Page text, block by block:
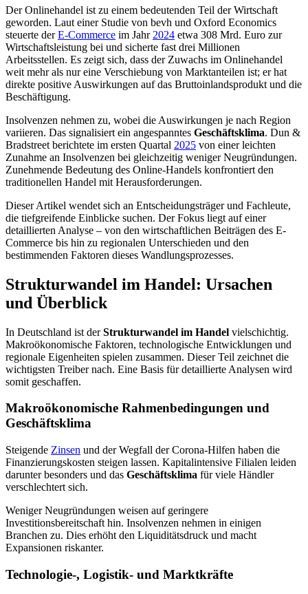
Der Onlinehandel ist zu einem bedeutenden Teil der Wirtschaft
geworden. Laut einer Studie von bevh und Oxford Economics
steuerte derE-Commerce im Jahr 2024 etwa 308 Mrd. Euro zur
Wirtschaftsleistung bei und sicherte fast drei Millionen
Arbeitsstellen. Es zeigt sich, dass der Zuwachs im Onlinehandel
weit mehr als nur eine Verschiebung von Marktanteilen ist; er hat
direkte positive Auswirkungen auf das Bruttoinlandsprodukt und die
Beschäftigung.
Insolvenzen nehmen zu, wobei die Auswirkungen je nach Region
variieren. Das signalisiert ein angespanntes Geschäftsklima. Dun &
Bradstreet berichtete im ersten Quartal 2025 von einer leichten
Zunahme an Insolvenzen bei gleichzeitig weniger Neugründungen.
Zunehmende Bedeutung des Online-Handels konfrontiert den
traditionellen Handel mit Herausforderungen.
Dieser Artikel wendet sich an Entscheidungsträger und Fachleute,
die tiefgreifende Einblicke suchen. Der Fokus liegt auf einer
detaillierten Analyse – von den wirtschaftlichen Beiträgen des E-
Commerce bis hin zu regionalen Unterschieden und den
bestimmenden Faktoren dieses Wandlungsprozesses.
Strukturwandel im Handel: Ursachen
und Überblick
In Deutschland ist derStrukturwandel im Handel vielschichtig.
Makroökonomische Faktoren, technologische Entwicklungen und
regionale Eigenheiten spielen zusammen. Dieser Teil zeichnet die
wichtigsten Treiber nach. Eine Basis für detaillierte Analysen wird
somit geschaffen.
Makroökonomische Rahmenbedingungen und
Geschäftsklima
Steigende Zinsen und der Wegfall der Corona-Hilfen haben die
Finanzierungskosten steigen lassen. Kapitalintensive Filialen leiden
darunter besonders und das Geschäftsklima für viele Händler
verschlechtert sich.
Weniger Neugründungen weisen auf geringere
Investitionsbereitschaft hin. Insolvenzen nehmen in einigen
Branchen zu. Dies erhöht den Liquiditätsdruck und macht
Expansionen riskanter.
Technologie-, Logistik- und Marktkräfte